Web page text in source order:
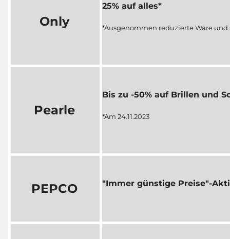
Only
25% auf alles*
*Ausgenommen reduzierte Ware und
Pearle
Bis zu -50% auf Brillen und
*Am 24.11.2023
PEPCO "Immer günstige Preise"-